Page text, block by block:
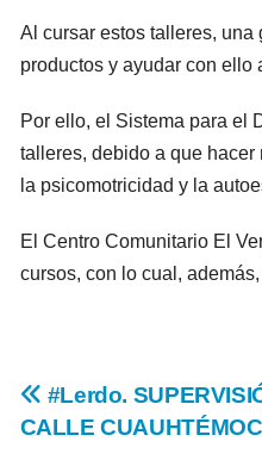
Al cursar estos talleres,
productos y ayudar con ello
Por ello, el Sistema para el
talleres, debido a que
la psicomotricidad y la
El Centro Comunitario El
cursos, con lo cual,
Navegación
#Lerdo.
CALLE CUAUHTÉMOC